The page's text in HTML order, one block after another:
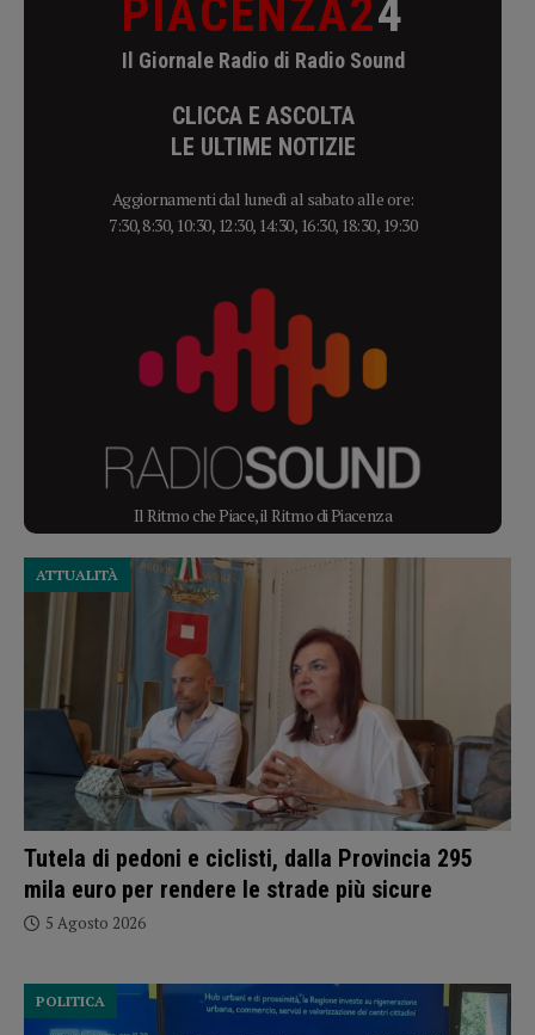
PIACENZA24
Il Giornale Radio di Radio Sound
CLICCA E ASCOLTA
LE ULTIME NOTIZIE
Aggiornamenti dal lunedì al sabato alle ore:
7:30, 8:30, 10:30, 12:30, 14:30, 16:30, 18:30, 19:30
Il Ritmo che Piace, il Ritmo di Piacenza
Tutela di pedoni e ciclisti, dalla Provincia 295
mila euro per rendere le strade più sicure
ATTUALITÀ
5 Agosto 2026
POLITICA